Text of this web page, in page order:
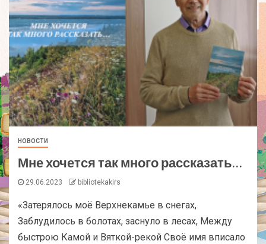
НОВОСТИ
Мне хочется так много рассказать…
29.06.2023 bibliotekakirs
«Затерялось моё Верхнекамье в снегах,
Заблудилось в болотах, заснуло в лесах, Между
быстрою Камой и Вяткой-рекой Своё имя вписало